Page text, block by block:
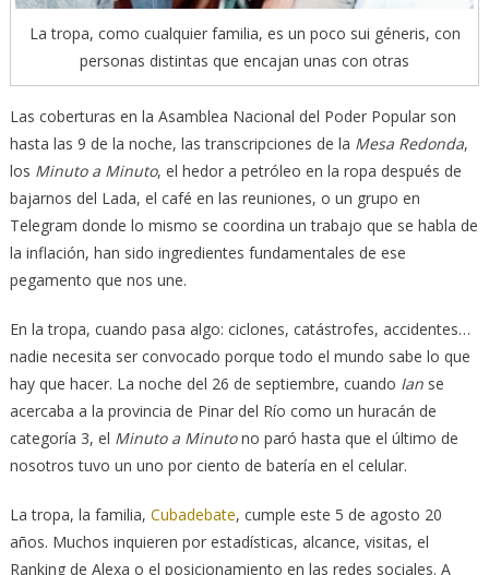
La tropa, como cualquier familia, es un poco sui géneris, con
personas distintas que encajan unas con otras
Las coberturas en la Asamblea Nacional del Poder Popular son
hasta las 9 de la noche, las transcripciones de la Mesa Redonda,
los Minuto a Minuto, el hedor a petróleo en la ropa después de
bajarnos del Lada, el café en las reuniones, o un grupo en
Telegram donde lo mismo se coordina un trabajo que se habla de
la inflación, han sido ingredientes fundamentales de ese
pegamento que nos une.
En la tropa, cuando pasa algo: ciclones, catástrofes, accidentes…
nadie necesita ser convocado porque todo el mundo sabe lo que
hay que hacer. La noche del 26 de septiembre, cuando Ianse
acercaba a la provincia de Pinar del Río como un huracán de
categoría 3, el Minuto a Minutono paró hasta que el último de
nosotros tuvo un uno por ciento de batería en el celular.
La tropa, la familia, Cubadebate, cumple este 5 de agosto 20
años. Muchos inquieren por estadísticas, alcance, visitas, el
Ranking de Alexa o el posicionamiento en las redes sociales. A